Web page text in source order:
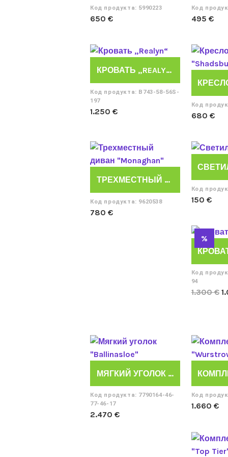
Код продукта: 5990223
650 €
Код
495 €
КРОВАТЬ „REALYN“
Код продукта: B743-58-56S-
197
1.250 €
Код
680 €
ТРЕХМЕСТНЫЙ ДИВАН “MONAGHAN”
Код продукта: 9620538
780 €
Код
150 €
%
Код
94
1.300€
МЯГКИЙ УГОЛОК “BALLINASLOE”
Код продукта: 7790164-46-
77-46-17
2.470 €
Код
1.660 €